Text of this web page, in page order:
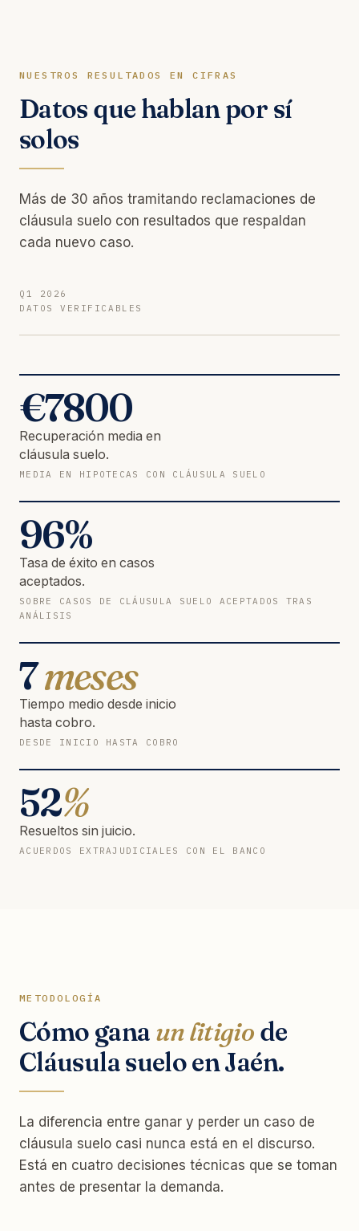
NUESTROS RESULTADOS EN CIFRAS
Datos que hablan por sí
solos
Más de 30 años tramitando reclamaciones de
cláusula suelo con resultados que respaldan
cada nuevo caso.
Q1 2026
DATOS VERIFICABLES
€7800
Recuperación media en
cláusula suelo.
MEDIA EN HIPOTECAS CON CLÁUSULA SUELO
96%
Tasa de éxito en casos
aceptados.
SOBRE CASOS DE CLÁUSULA SUELO ACEPTADOS TRAS
ANÁLISIS
7meses
Tiempo medio desde inicio
hasta cobro.
DESDE INICIO HASTA COBRO
52%
Resueltos sin juicio.
ACUERDOS EXTRAJUDICIALES CON EL BANCO
METODOLOGÍA
Cómo gana un litigio de
Cláusula suelo en Jaén.
La diferencia entre ganar y perder un caso de
cláusula suelo casi nunca está en el discurso.
Está en cuatro decisiones técnicas que se toman
antes de presentar la demanda.